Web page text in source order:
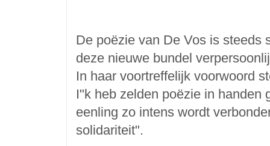
De poëzie van De Vos is steeds
deze nieuwe bundel
In haar voortreffelijk voorwoord
I"k heb zelden poëzie in handen
eenling zo intens wordt
solidariteit".